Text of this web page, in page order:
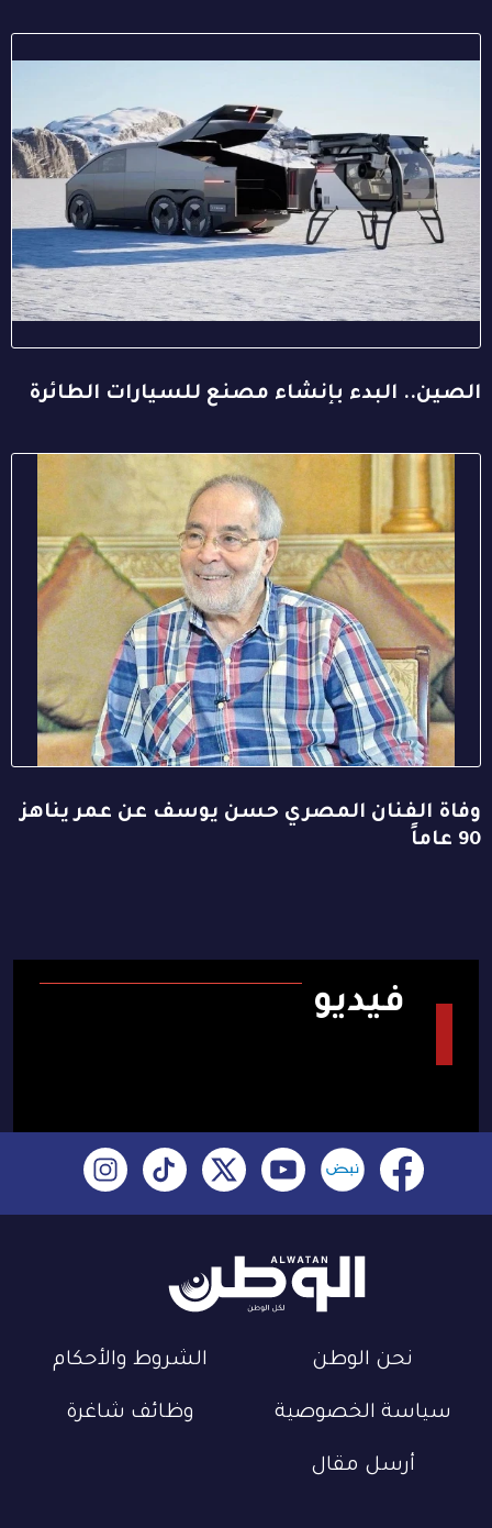
الصين.. البدء بإنشاء مصنع للسيارات الطائرة
وفاة الفنان المصري حسن يوسف عن عمر يناهز
90 عاماً
فيديو
نحن الوطن الشروط والأحكام
سياسة الخصوصية وظائف شاغرة
أرسل مقال